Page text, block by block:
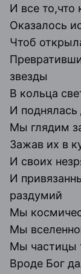
И все то,что
Оказалось
Чтоб
звезды
В кольца
И поднялась
Мы глядим
Зажав их в
И своих
И
раздумий
Мы
Мы
Мы частицы
Вроде Бог